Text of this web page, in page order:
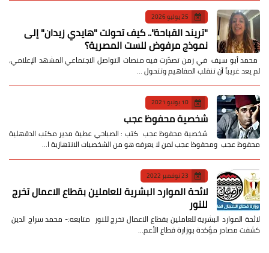
25 يوليو 2026
​"تريند القباحة".. كيف تحولت "هايدي زيدان" إلى
نموذج مرفوض للست المصرية؟
​ محمد أبو سيف ​في زمن تصدّرت فيه منصات التواصل الاجتماعي المشهد الإعلامي،
لم يعد غريباً أن تنقلب المفاهيم وتتحول …
10 يونيو 2021
شخصية محفوظ عجب
شخصية محفوظ عجب كتب : الصباحي عطية مدير مكتب الدقهلية
محفوظ عجب ومحفوظ عجب لمن لا يعرفه هو من الشخصيات الانتهازية ا…
23 نوفمبر 2022
لائحة الموارد البشرية للعاملين بقطاع الاعمال تخرج
للنور
لائحة الموارد البشرية للعاملين بقطاع الاعمال تخرج للنور متابعه:- محمد سراج الدين
كشفت مصادر مؤكدة بوزارة قطاع الأعم…